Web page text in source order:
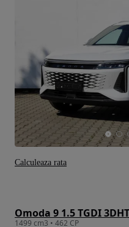
Omoda 9 1.5 TGDI
1499 cm3 • 462 CP
Calculeaza rata